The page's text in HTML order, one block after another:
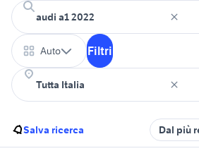
Auto Filtri
Salva ricerca Dal più